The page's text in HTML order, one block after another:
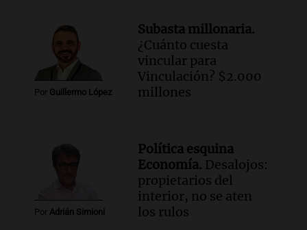
Audio. Matías, un inmigrante temoroso
ante la detención y deportación en
Estados Unidos
Panorama Federal
conectividad fronteriza, aérea y digital
con Jujuy
Panorama Federal
Audio.Del fitness a la longevidad: por
qué crece el consumo de alimentos con
Por Guillermo López
Subasta millonaria.
¿Cuánto cuesta
vincular para
Vinculación? $2.000
millones
Por Adrián Simioni
Política esquina
Economía. Desalojos:
propietarios del
interior, no se aten
los rulos